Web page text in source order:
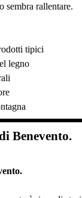
sembra rallentare.
tipici
legno
Benevento.